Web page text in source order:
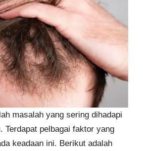
masalah yang sering dihadapi
Terdapat pelbagai faktor yang
keadaan ini. Berikut adalah